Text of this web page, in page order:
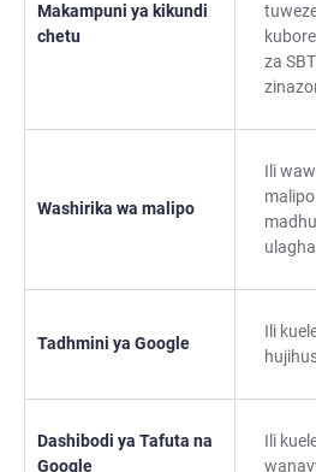
Makampuni ya kikundi
chetu
za
Washirika wa malipo
Ili
Tadhmini ya Google
Ili
Dashibodi ya Tafuta na
Google
Ili